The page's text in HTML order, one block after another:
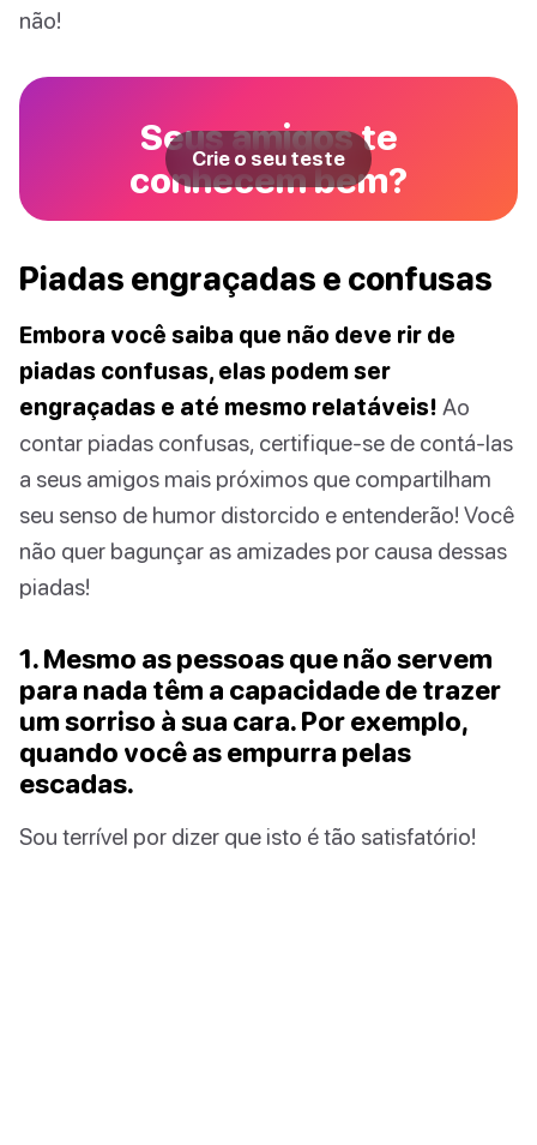
não!
Seus amigos te
conhecem bem?
Crie o seu teste
Piadas engraçadas e confusas
Embora você saiba que não deve rir de
piadas confusas, elas podem ser
engraçadas e até mesmo relatáveis! Ao
contar piadas confusas, certifique-se de contá-las
a seus amigos mais próximos que compartilham
seu senso de humor distorcido e entenderão! Você
não quer bagunçar as amizades por causa dessas
piadas!
1. Mesmo as pessoas que não servem
para nada têm a capacidade de trazer
um sorriso à sua cara. Por exemplo,
quando você as empurra pelas
escadas.
Sou terrível por dizer que isto é tão satisfatório!